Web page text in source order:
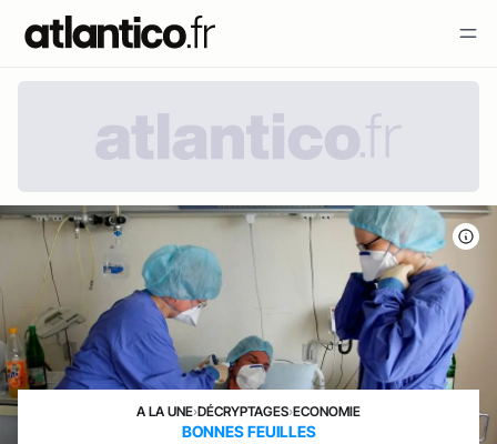
A LA UNE›DÉCRYPTAGES›ECONOMIE
BONNES FEUILLES